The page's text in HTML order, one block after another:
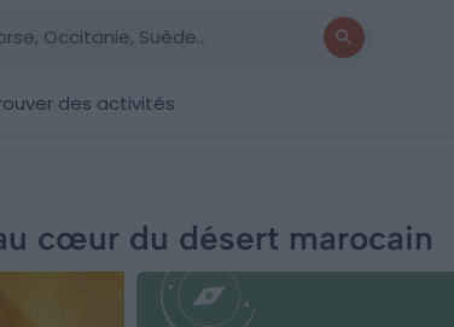
des activités
cœur du désert marocain